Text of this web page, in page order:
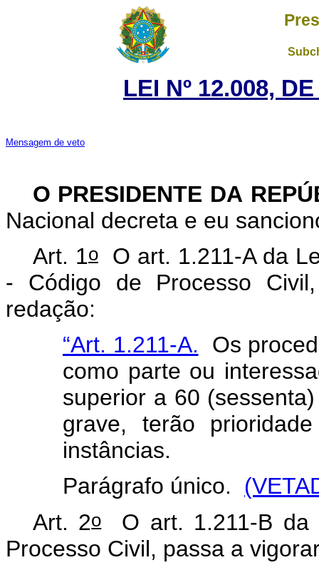
LEI Nº 12.008,
Mensagem de veto
O PRESIDENTE DA
Nacional decreta e eu
Art. 1oO art. 1.211-A da
- Código de Processo
redação:
“Art. 1.211-A. Os
como parte ou
superior a 60
grave, terão
instâncias.
Parágrafo único.
Art. 2oO art. 1.211-B da
Processo Civil, passa a